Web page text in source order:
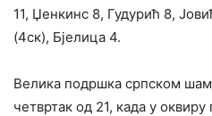
11, Џенкинс 8, Гудурић 8,
(4ск), Бјелица 4.
Велика подршка српском
четвртак од 21, када у